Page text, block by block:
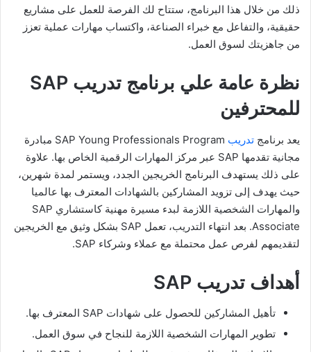
ذلك من خلال هذا البرنامج، ستتاح لك الفرصة للعمل على مشاريع
حقيقية، والتفاعل مع خبراء الصناعة، واكتساب مهارات عملية تعزز
من جاهزيتك لسوق العمل.
نظرة عامة علي برنامج تدريب SAP
للمحترفين
يعد برنامج تدريب
SAP Young Professionals Program مبادرة
مجانية تقدمها SAP عبر مركز المهارات الرقمية الخاص بها. علاوة
على ذلك يستهدف البرنامج الخريجين الجدد، ويستمر لمدة شهرين،
حيث يهدف إلى تزويد المشاركين بالشهادات المعترف بها عالميا
والمهارات الشخصية اللازمة لبدء مسيرة مهنية كاستشاري SAP
Associate. بعد انتهاء التدريب، تعمل SAP بشكل وثيق مع الخريجين
لتقديمهم لفرص عمل محتملة مع عملاء وشركاء SAP.
أهداف تدريب SAP
تأهيل المشاركين للحصول على شهادات SAP المعترف بها.
تطوير المهارات الشخصية اللازمة للنجاح في سوق العمل.